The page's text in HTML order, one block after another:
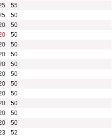
55
50
50
50
50
50
50
50
50
50
50
50
50
52